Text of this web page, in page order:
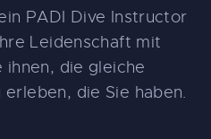
UNS
PADI Dive Instructor
Leidenschaft mit
ihnen, die gleiche
die Sie haben.